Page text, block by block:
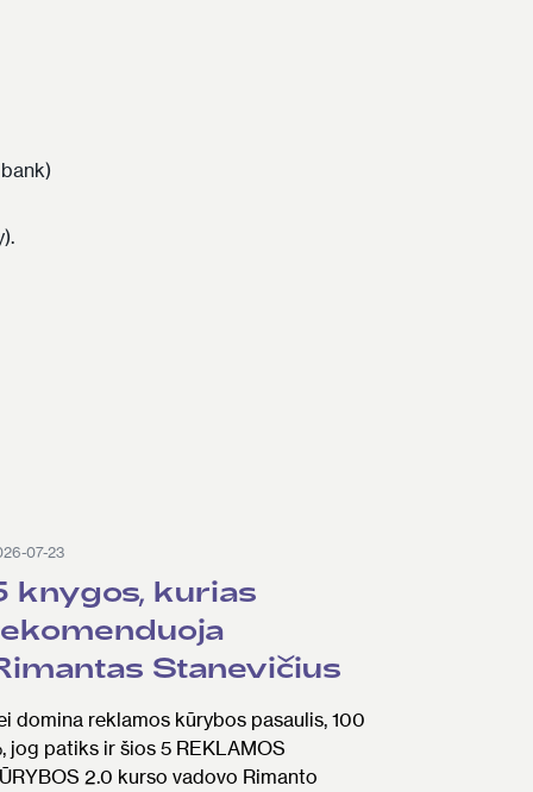
07-23
knygos, kurias
Stanevičius
domina reklamos kūrybos pasaulis, 100
jog patiks ir šios 5 REKLAMOS
2.0 kurso vadovo Rimanto